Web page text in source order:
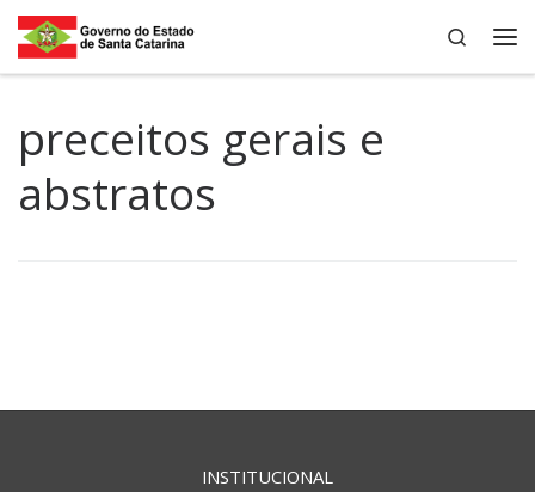
Skip to content
Search
preceitos gerais e
abstratos
INSTITUCIONAL